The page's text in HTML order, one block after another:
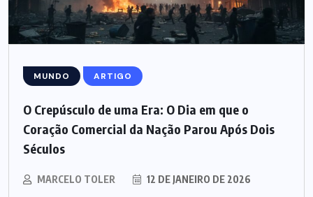
MUNDO ARTIGO
O Crepúsculo de uma Era: O Dia em que o
Coração Comercial da Nação Parou Após Dois
Séculos
MARCELO TOLER 12 DE JANEIRO DE 2026